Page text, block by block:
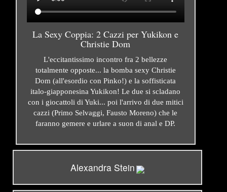
La Sexy Coppia: 2 Cazzi per Yukikon e
Christie Dom
L'eccitantissimo incontro fra 2 bellezze
totalmente opposte... la bomba sexy Christie
Dom (all'esordio con Pinko!) e la soffisticata
italo-giapponesina Yukikon! Le due si scladano
con i giocattoli di Yuki... poi l'arrivo di due mitici
cazzi (Primo Selvaggi, Fausto Moreno) che le
faranno gemere e urlare a suon di anal e DP.
Alexandra Stein